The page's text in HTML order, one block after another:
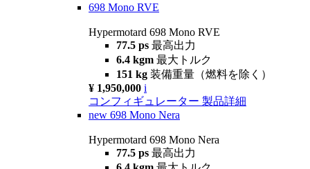
698 Mono RVE
Hypermotard 698 Mono RVE
77.5 ps 最高出力
6.4 kgm 最大トルク
151 kg 装備重量（燃料を除く）
¥ 1,950,000 i
コンフィギュレーター 製品詳細
new 698 Mono Nera
Hypermotard 698 Mono Nera
77.5 ps 最高出力